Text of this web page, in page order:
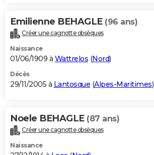
Emilienne BEHAGLE (96 ans)
Créer une cagnotte obsèques
Naissance
01/06/1909 à Wattrelos (Nord)
Décès
29/11/2005 à Lantosque (Alpes-Maritimes)
Noele BEHAGLE (87 ans)
Créer une cagnotte obsèques
Naissance